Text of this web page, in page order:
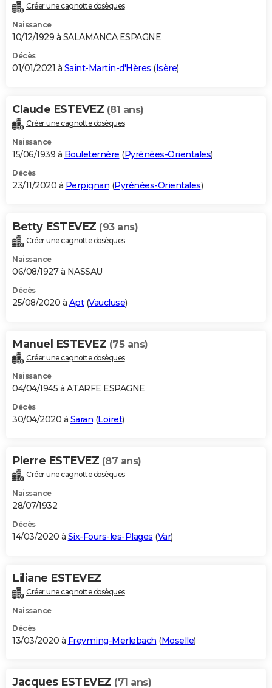
Créer une cagnotte obsèques
Naissance
10/12/1929 à SALAMANCA ESPAGNE
Décès
01/01/2021 à Saint-Martin-d'Hères (Isère)
Claude ESTEVEZ (81 ans)
Créer une cagnotte obsèques
Naissance
15/06/1939 à Bouleternère (Pyrénées-Orientales)
Décès
23/11/2020 à Perpignan (Pyrénées-Orientales)
Betty ESTEVEZ (93 ans)
Créer une cagnotte obsèques
Naissance
06/08/1927 à NASSAU
Décès
25/08/2020 à Apt(Vaucluse)
Manuel ESTEVEZ (75 ans)
Créer une cagnotte obsèques
Naissance
04/04/1945 à ATARFE ESPAGNE
Décès
30/04/2020 à Saran (Loiret)
Pierre ESTEVEZ (87 ans)
Créer une cagnotte obsèques
Naissance
28/07/1932
Décès
14/03/2020 à Six-Fours-les-Plages (Var)
Liliane ESTEVEZ
Créer une cagnotte obsèques
Naissance
Décès
13/03/2020 à Freyming-Merlebach (Moselle)
Jacques ESTEVEZ (71 ans)